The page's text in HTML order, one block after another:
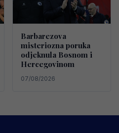
Barbarezova
misteriozna poruka
odjeknula Bosnom i
Hercegovinom
07/08/2026